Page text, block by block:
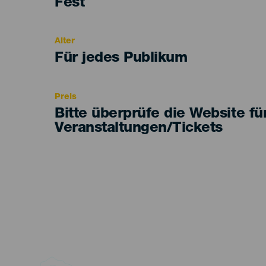
Categoría
Fest
Alter
Edad
Für jedes Publikum
Preis
Bitte überprüfe die Website
Veranstaltungen/Tickets